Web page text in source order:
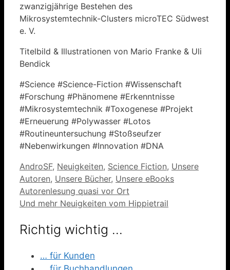
zwanzigjährige Bestehen des
Mikrosystemtechnik-Clusters microTEC Südwest
e. V.
Titelbild & Illustrationen von Mario Franke & Uli
Bendick
#Science #Science-Fiction #Wissenschaft
#Forschung #Phänomene #Erkenntnisse
#Mikrosystemtechnik #Toxogenese #Projekt
#Erneuerung #Polywasser #Lotos
#Routineuntersuchung #Stoßseufzer
#Nebenwirkungen #Innovation #DNA
Kategorien
AndroSF, Neuigkeiten, Science Fiction, Unsere
Autoren, Unsere Bücher, Unsere eBooks
Autorenlesung quasi vor Ort
Und mehr Neuigkeiten vom Hippietrail
Richtig wichtig …
… für Kunden